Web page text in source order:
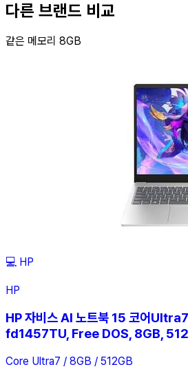
다른 브랜드 비교
같은 메모리 8GB
💻 HP
HP
HP 자비스 AI 노트북 15 코어
fd1457TU, Free DOS, 8GB,
Core Ultra7 / 8GB / 512GB